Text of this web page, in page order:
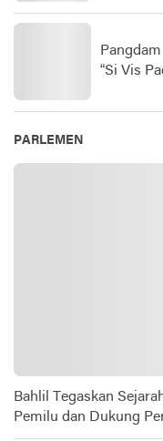
“Si Vis
PARLEMEN
Bahlil Tegaskan
Pemilu dan Dukung